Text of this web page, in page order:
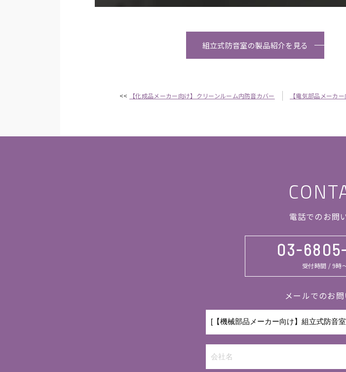
組立式防音室の製品紹介を見る
<< 【化成品メーカー向け】クリーンルーム内防音カバー 【電気部品メーカ
電話でのお問
03-
受付時間 / 9時
メールでのお